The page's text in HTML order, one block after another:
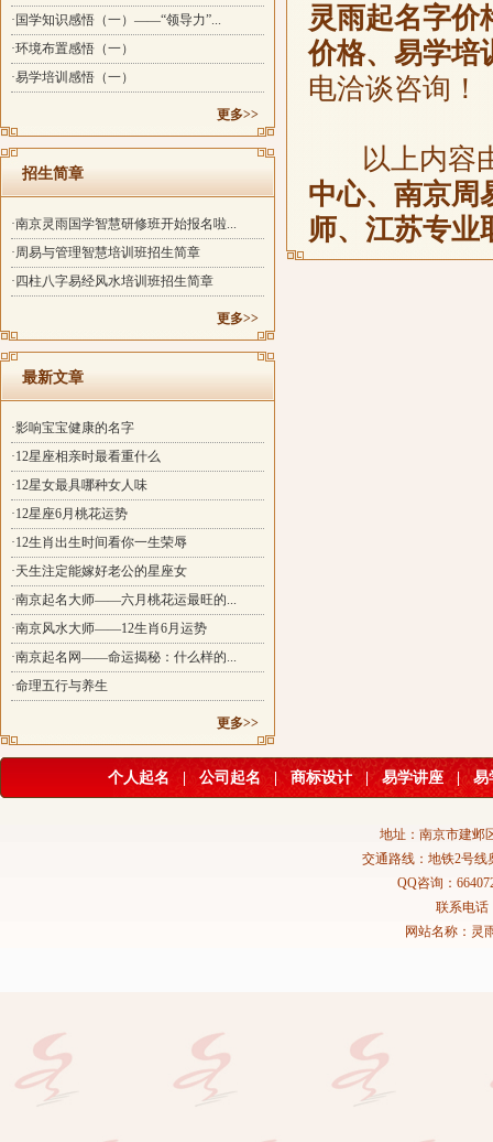
·国学知识感悟（一）——“领导力”...
·环境布置感悟（一）
·易学培训感悟（一）
更多>>
招生简章
·南京灵雨国学智慧研修班开始报名啦...
·周易与管理智慧培训班招生简章
·四柱八字易经风水培训班招生简章
更多>>
最新文章
·影响宝宝健康的名字
·12星座相亲时最看重什么
·12星女最具哪种女人味
·12星座6月桃花运势
·12生肖出生时间看你一生荣辱
·天生注定能嫁好老公的星座女
·南京起名大师——六月桃花运最旺的...
·南京风水大师——12生肖6月运势
·南京起名网——命运揭秘：什么样的...
·命理五行与养生
更多>>
灵雨起名字价
价格、易学培
电洽谈咨询！
以上内容
中心、南京周
师、江苏专业
个人起名 公司起名 | 商标设计 | 易学讲座 | 易
地址：南京市建邺
交通路线：地铁2号线
QQ咨询：
联系电话
网站名称：灵